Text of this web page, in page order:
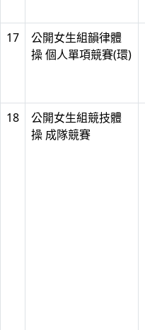
17
公開女生組韻律體
操 個人單項競賽(環)
18
公開女生組競技體
操 成隊競賽